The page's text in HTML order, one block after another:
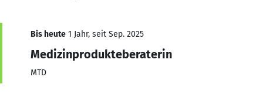
Bis heute 1 Jahr, seit Sep. 2025
Medizinprodukteberaterin
MTD